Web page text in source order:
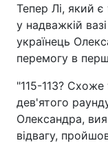
Тепер Лі, який
у надважкій
українець
перемогу в
"115-113? Схоже
дев'ятого
Олександра,
відвагу,